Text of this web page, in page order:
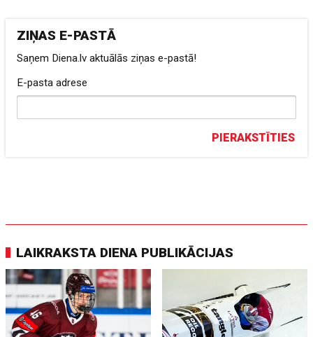
ZIŅAS E-PASTĀ
Saņem Diena.lv aktuālās ziņas e-pastā!
E-pasta adrese
PIERAKSTĪTIES
LAIKRAKSTA DIENA PUBLIKĀCIJAS